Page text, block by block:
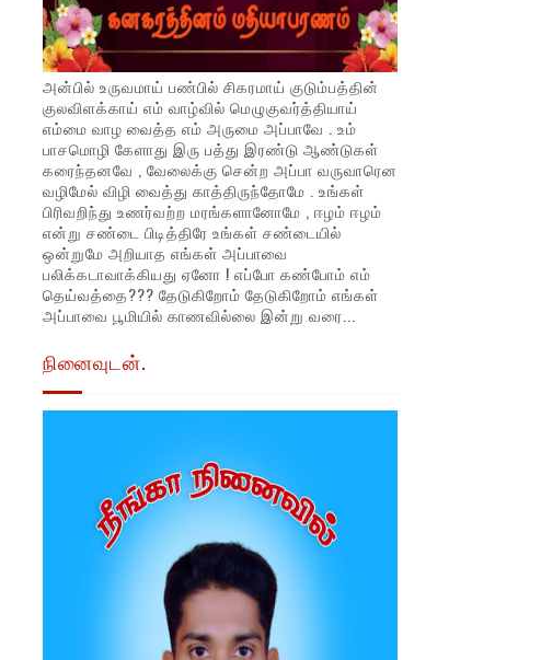
அன்பில் உருவமாய் பண்பில் சிகரமாய் குடும்பத்தின்
குலவிளக்காய் எம் வாழ்வில் மெழுகுவர்த்தியாய்
எம்மை வாழ வைத்த எம் அருமை அப்பாவே . உம்
பாசமொழி கேளாது இரு பத்து இரண்டு ஆண்டுகள்
கரைந்தனவே , வேலைக்கு சென்ற அப்பா வருவாரென
வழிமேல் விழி வைத்து காத்திருந்தோமே . உங்கள்
பிரிவறிந்து உணர்வற்ற மரங்களானோமே , ஈழம் ஈழம்
என்று சண்டை பிடித்திரே உங்கள் சண்டையில்
ஒன்றுமே அறியாத எங்கள் அப்பாவை
பலிக்கடாவாக்கியது ஏனோ ! எப்போ கண்போம் எம்
தெய்வத்தை??? தேடுகிறோம் தேடுகிறோம் எங்கள்
அப்பாவை பூமியில் காணவில்லை இன்று வரை...
நினைவுடன்.